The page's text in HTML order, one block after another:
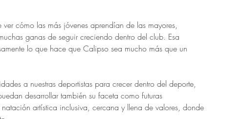
cómo las más jóvenes aprendían de las mayores,
ganas de seguir creciendo dentro del club. Esa
lo que hace que Calipso sea mucho más que un
a nuestras deportistas para crecer dentro del deporte,
desarrollar también su faceta como futuras
artística inclusiva, cercana y llena de valores, donde